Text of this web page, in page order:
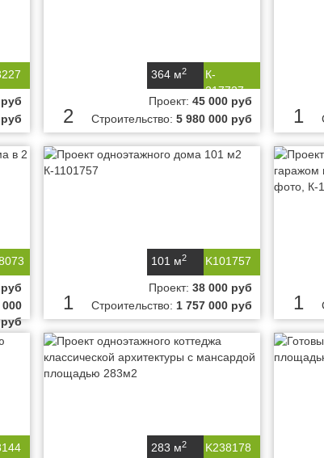
К-
217727
364 м2
2
Проект: 45 000 руб
Строительство: 5 980 000 руб 1
000
руб
K101757
101 м2
1
Проект: 38 000 руб
Строительство: 1 757 000 руб 1
K238178
283 м2